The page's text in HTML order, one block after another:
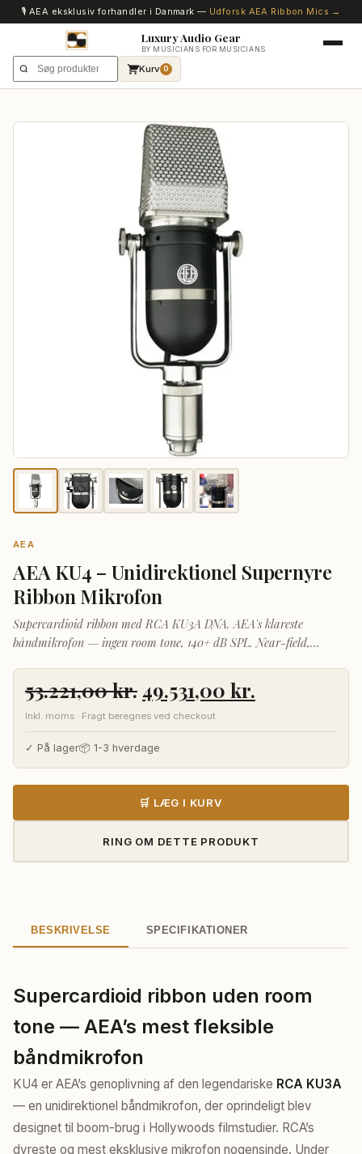
🎙️ AEA eksklusiv forhandler i Danmark — Udforsk AEA Ribbon Mics →
Luxury Audio Gear
BY MUSICIANS FOR MUSICIANS
Kurv 0
AEA
AEA KU4 – Unidirektionel Supernyre
Ribbon Mikrofon
Supercardioid ribbon med RCA KU3A DNA. AEA's klareste
båndmikrofon — ingen room tone, 140+ dB SPL. Near-field,
53.221,00kr. Den
oprindelige
pris
var:
53.221,00 kr..
49.531,00 kr.
aktuelle
pris
49.531,00
Inkl. moms · Fragt beregnes ved checkout
✓ På lager📦 1-3 hverdage
🛒 LÆG I KURV
RING OM DETTE PRODUKT
BESKRIVELSE SPECIFIKATIONER
Supercardioid ribbon uden room
tone — AEA’s mest fleksible
båndmikrofon
KU4 er AEA’s genoplivning af den legendariske RCA KU3A
— en unidirektionel båndmikrofon, der oprindeligt blev
designet til boom-brug i Hollywoods filmstudier. RCA’s
dyreste og mest eksklusive mikrofon nogensinde. Under